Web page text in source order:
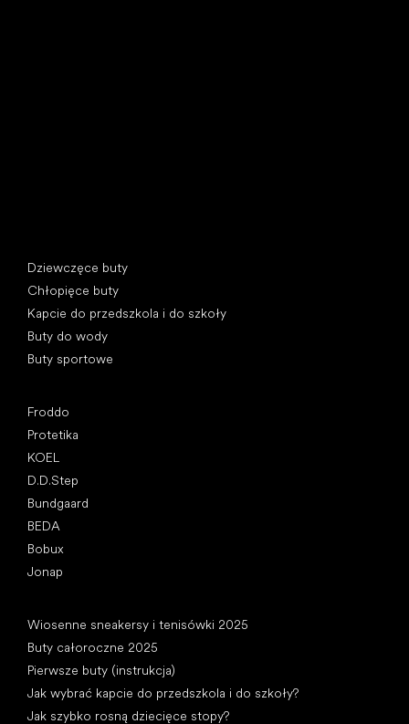
Dziewczęce buty
Chłopięce buty
Kapcie do przedszkola i do szkoły
Buty do wody
Buty sportowe
Froddo
Protetika
KOEL
D.D.Step
Bundgaard
BEDA
Bobux
Jonap
Wiosenne sneakersy i tenisówki 2025
Buty całoroczne 2025
Pierwsze buty (instrukcja)
Jak wybrać kapcie do przedszkola i do szkoły?
Jak szybko rosną dziecięce stopy?